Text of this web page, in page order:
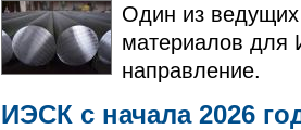
Один из ведущих
материалов для
направление.
ИЭСК с начала 2026